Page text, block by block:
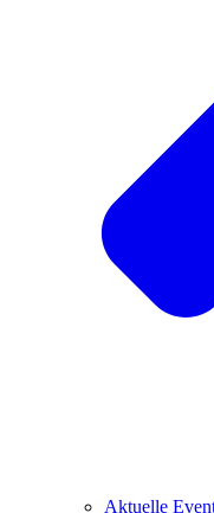
Aktuelle